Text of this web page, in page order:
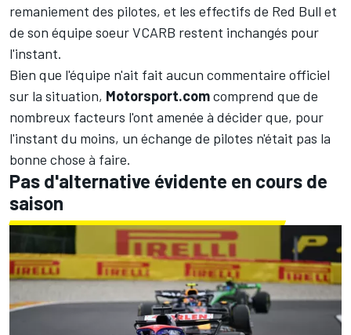
remaniement des pilotes, et les effectifs de Red Bull et
de son équipe soeurVCARB restent inchangés pour
l'instant.
Bien que l'équipe n'ait fait aucun commentaire officiel
sur la situation, Motorsport.comcomprend que de
nombreux facteurs l'ont amenée à décider que, pour
l'instant du moins, un échange de pilotes n'était pas la
bonne chose à faire.
Pas d'alternative évidente en cours de
saison